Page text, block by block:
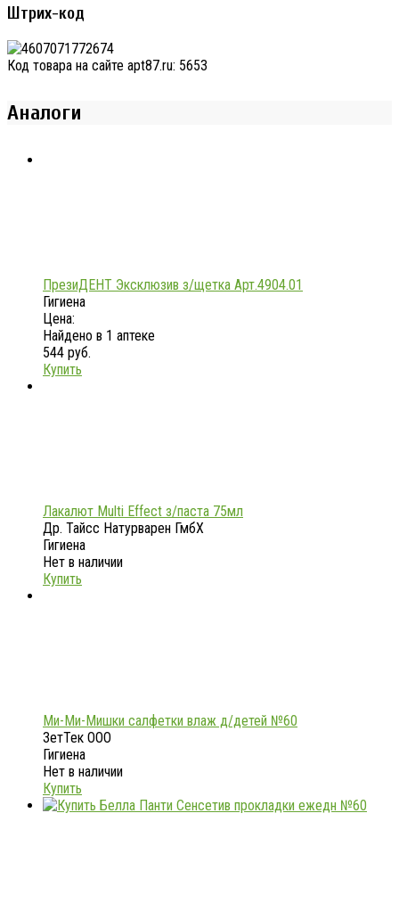
Штрих-код
Код товара на сайте apt87.ru: 5653
Аналоги
ПрезиДЕНТ Эксклюзив з/щетка Арт.4904.01
Гигиена
Цена:
Найдено в 1 аптеке
544 руб.
Купить
Лакалют Multi Effect з/паста 75мл
Др. Тайсс Натурварен ГмбХ
Гигиена
Нет в наличии
Купить
Ми-Ми-Мишки салфетки влаж д/детей №60
ЗетТек ООО
Гигиена
Нет в наличии
Купить